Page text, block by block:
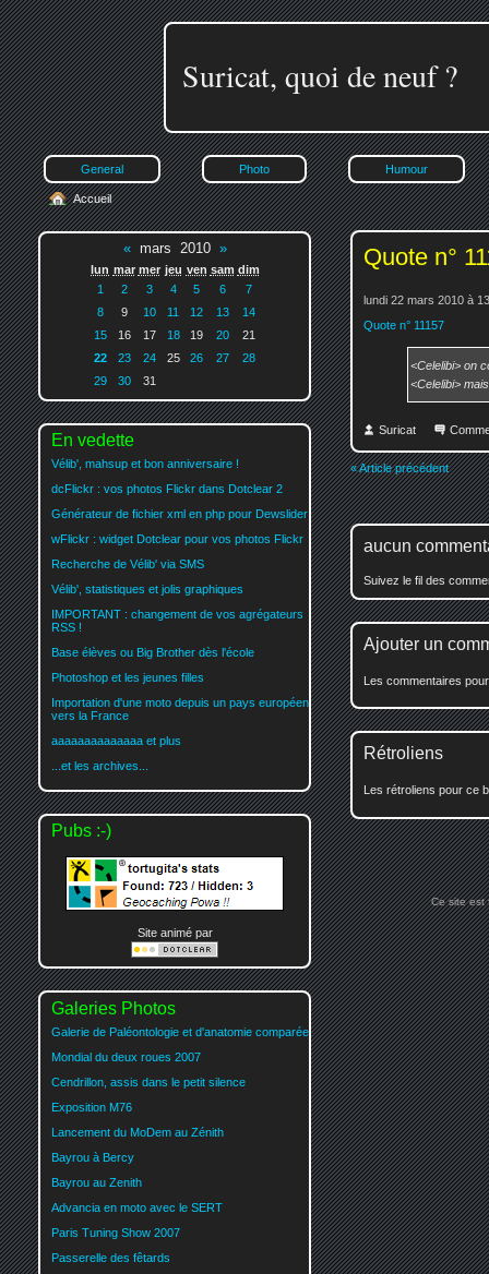
Suricat, quoi de neuf ?
General Photo Humour
Quote n°
lundi 22 mars 2010 à
Quote n° 11157
<Celelibi> on
<Celelibi>
Suricat
« Article précédent
aucun
Suivez le fil des
Ajouter un
Les commentaires
Rétroliens
Les rétroliens pour ce
Accueil
«mars 2010 »
lun mar mer jeu ven sam dim
1
2 3 4 5 6
7
8
9 10 11 12 13
14
15
16 17 18 19 20
21
22
23 24 25 26 27
28
29
30 31
En vedette
Vélib', mahsup et bon anniversaire !
dcFlickr : vos photos Flickr dans Dotclear 2
Générateur de fichier xml en php pour Dewslider
wFlickr : widget Dotclear pour vos photos Flickr
Recherche de Vélib' via SMS
Vélib', statistiques et jolis graphiques
IMPORTANT : changement de vos agrégateurs
RSS !
Base élèves ou Big Brother dès l'école
Photoshop et les jeunes filles
Importation d'une moto depuis un pays européen
vers la France
aaaaaaaaaaaaaa et plus
...et les archives...
Pubs :-)
Site animé par
Galeries Photos
Galerie de Paléontologie et d'anatomie comparée
Mondial du deux roues 2007
Cendrillon, assis dans le petit silence
Exposition M76
Lancement du MoDem au Zénith
Bayrou à Bercy
Bayrou au Zenith
Advancia en moto avec le SERT
Paris Tuning Show 2007
Passerelle des fêtards
Ce site est